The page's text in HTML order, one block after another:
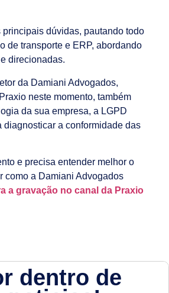
principais dúvidas, pautando todo
de transporte e ERP, abordando
direcionadas.
da Damiani Advogados,
neste momento, também
da sua empresa, a LGPD
diagnosticar a conformidade das
e precisa entender melhor o
como a Damiani Advogados
a gravação no canal da Praxio
dentro de